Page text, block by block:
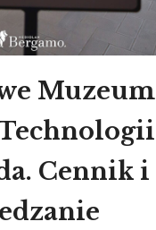
Muzeum
Cennik i